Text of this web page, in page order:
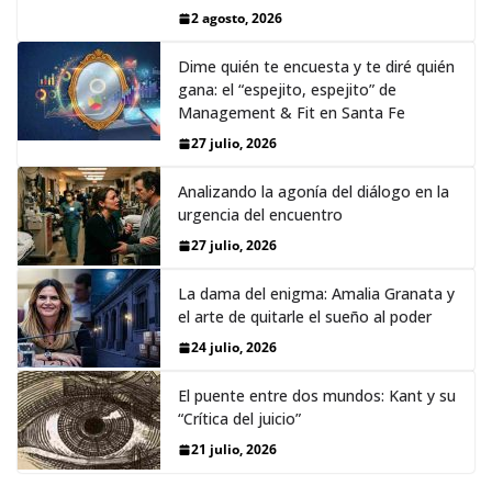
2 agosto, 2026
Dime quién te encuesta y te diré quién
gana: el “espejito, espejito” de
Management & Fit en Santa Fe
27 julio, 2026
Analizando la agonía del diálogo en la
urgencia del encuentro
27 julio, 2026
La dama del enigma: Amalia Granata y
el arte de quitarle el sueño al poder
24 julio, 2026
El puente entre dos mundos: Kant y su
“Crítica del juicio”
21 julio, 2026